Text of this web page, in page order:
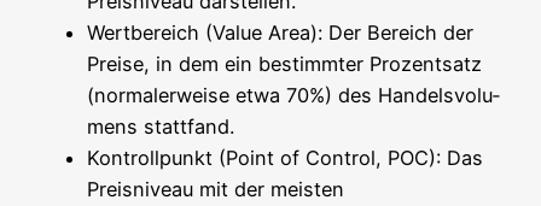
Wert­be­reich (Value Area): Der Bereich der
Prei­se, in dem ein bestimm­ter Pro­zent­satz
(nor­ma­ler­wei­se etwa 70%) des Han­dels­vo­lu­
mens stattfand.
Kon­troll­punkt (Point of Con­trol, POC): Das
Preis­ni­veau mit der meis­ten